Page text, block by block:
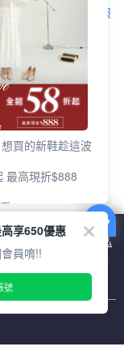
客服
查看全部
式之詳情，及若您不希
，請參閱本網站「
隱私
意本公司得按本網站使
買的新鞋趁這波
最高現折$888
回饋
200
最高現折$888
涼鞋一次逛齊
聚會也漂亮
享650優惠
員唷!!
號